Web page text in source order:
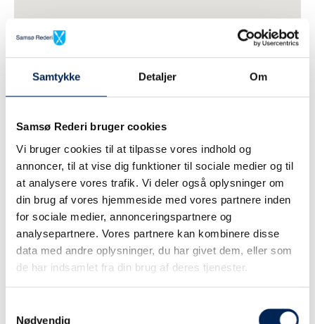
Samtykke Detaljer Om
Samsø Rederi bruger cookies
Vi bruger cookies til at tilpasse vores indhold og
annoncer, til at vise dig funktioner til sociale medier og til
at analysere vores trafik. Vi deler også oplysninger om
din brug af vores hjemmeside med vores partnere inden
for sociale medier, annonceringspartnere og
analysepartnere. Vores partnere kan kombinere disse
data med andre oplysninger, du har givet dem, eller som
de har indsamlet fra din brug af deres tjenester.
Nødvendig